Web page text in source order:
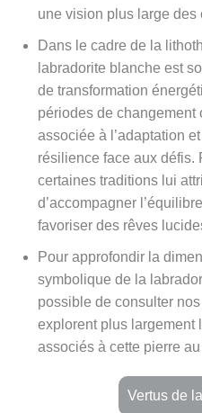
une vision plus large
Dans le cadre de la
labradorite blanche est
de transformation
périodes de changement
associée à l’adaptation
résilience face aux défis.
certaines traditions lui
d’accompagner
favoriser des rêves
Pour approfondir la
symbolique de la
possible de consulter
explorent plus largement
associés à cette pierre
Vertus de